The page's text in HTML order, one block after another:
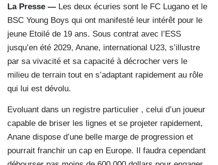
La Presse — Les deux écuries sont le FC Lugano et le
BSC Young Boys qui ont manifesté leur intérêt pour le
jeune Etoilé de 19 ans. Sous contrat avec l’ESS
jusqu’en été 2029, Anane, international U23, s’illustre
par sa vivacité et sa capacité à décrocher vers le
milieu de terrain tout en s’adaptant rapidement au rôle
qui lui est dévolu.
Evoluant dans un registre particulier , celui d’un joueur
capable de briser les lignes et se projeter rapidement,
Anane dispose d’une belle marge de progression et
pourrait franchir un cap en Europe. Il faudra cependant